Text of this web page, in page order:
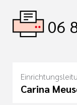
06
Carina